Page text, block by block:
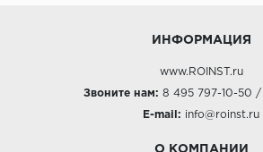
ИНФОРМАЦИЯ
www.ROINST.ru
Звоните нам: 8 495 797-10-50 /
E-mail: info@roinst.ru
О КОМПАНИИ